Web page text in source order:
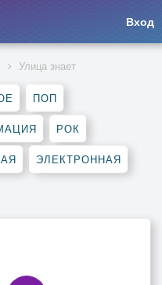
Вход
Улица знает
ПОП
РОК
ЭЛЕКТРОННАЯ